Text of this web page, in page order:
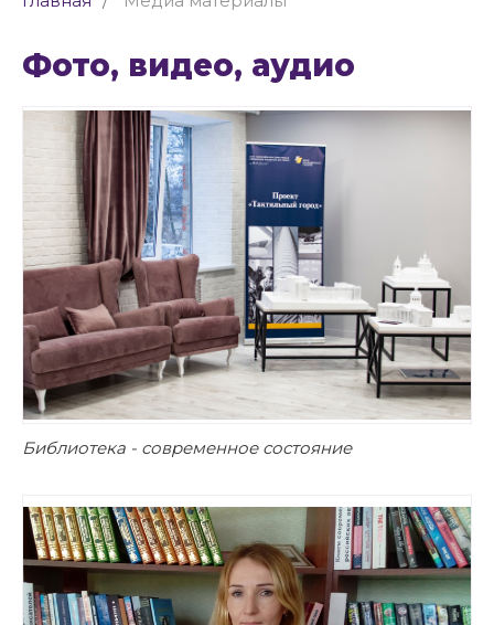
Фото, видео, аудио
Библиотека - современное состояние